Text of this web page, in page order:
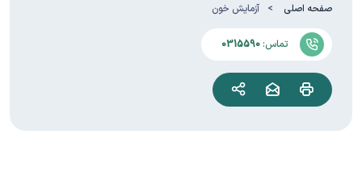
صفحه اصلی آزمایش خون
تماس: 0315590